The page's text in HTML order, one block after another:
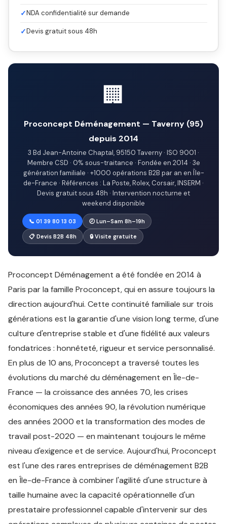
✓NDA confidentialité sur demande
✓Devis gratuit sous 48h
🏢
Proconcept Déménagement — Taverny (95)
depuis 2014
3 Bd Jean-Antoine Chaptal, 95150 Taverny · ISO 9001 ·
Membre CSD · 0% sous-traitance · Fondée en 2014 · 3e
génération familiale · +1000 opérations B2B par an en Île-
de-France · Références : La Poste, Rolex, Corsair, INSERM ·
Devis gratuit sous 48h · Intervention nocturne et
weekend disponible
📞 01 39 80 13 03 🕗 Lun–Sam 8h–19h
📋 Devis B2B 48h 🔒 Visite gratuite
Proconcept Déménagement a été fondée en 2014 à
Paris par la famille Proconcept, qui en assure toujours la
direction aujourd'hui. Cette continuité familiale sur trois
générations est la garantie d'une vision long terme, d'une
culture d'entreprise stable et d'une fidélité aux valeurs
fondatrices : honnêteté, rigueur et service personnalisé.
En plus de 10 ans, Proconcept a traversé toutes les
évolutions du marché du déménagement en Île-de-
France — la croissance des années 70, les crises
économiques des années 90, la révolution numérique
des années 2000 et la transformation des modes de
travail post-2020 — en maintenant toujours le même
niveau d'exigence et de service. Aujourd'hui, Proconcept
est l'une des rares entreprises de déménagement B2B
en Île-de-France à combiner l'agilité d'une structure à
taille humaine avec la capacité opérationnelle d'un
prestataire professionnel capable d'intervenir sur des